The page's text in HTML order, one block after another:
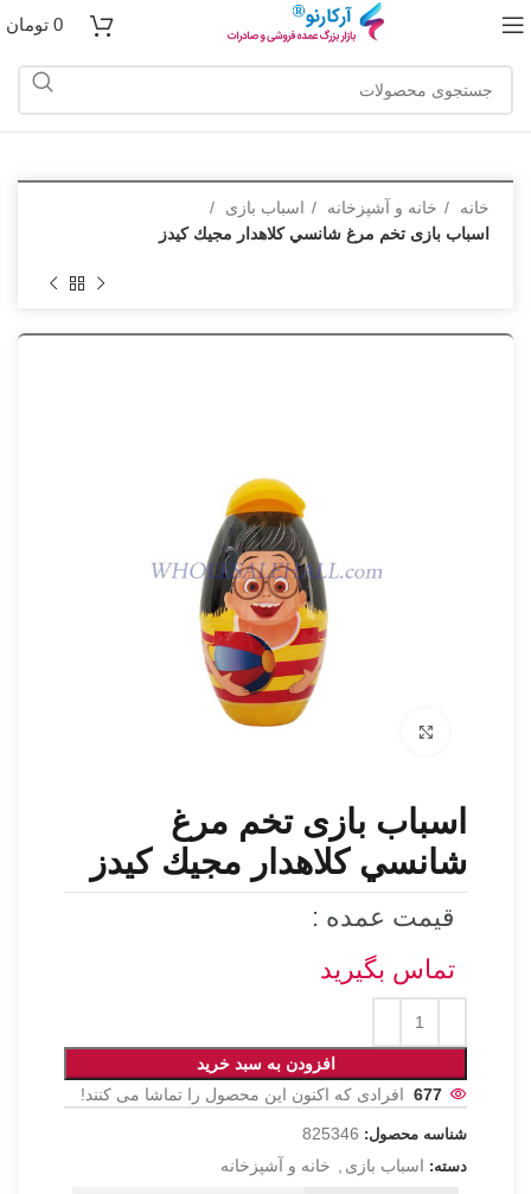
0 تومان
خانه خانه و آشپزخانه
اسباب بازی
اسباب بازی تخم مرغ شانسي كلاهدار مجيك كيدز
برای بزرگنمایی کلیک کنید
اسباب بازی تخم مرغ
شانسي كلاهدار مجيك كيدز
قیمت عمده :
تماس بگیرید
افزودن به سبد خرید
677 افرادی که اکنون این محصول را تماشا می کنند!
شناسه محصول: 825346
دسته: اسباب بازی خانه و آشپزخانه